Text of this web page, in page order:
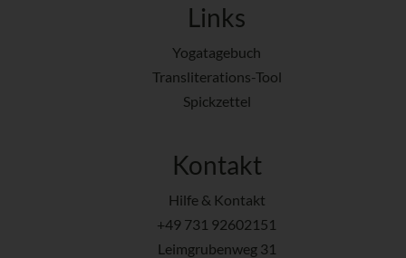
Links
Yogatagebuch
Transliterations-Tool
Spickzettel
Kontakt
Hilfe & Kontakt
+49 731 92602151
Leimgrubenweg 31